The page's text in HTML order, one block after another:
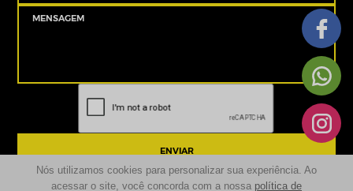
ENVIAR
Nós utilizamos cookies para personalizar sua experiência. Ao
acessar o site, você concorda com a nossa política de